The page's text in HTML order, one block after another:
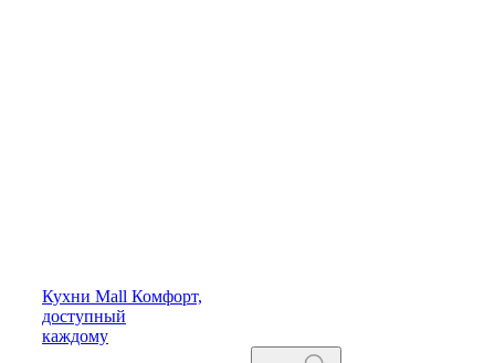
Кухни Mall Комфорт,
доступный
каждому